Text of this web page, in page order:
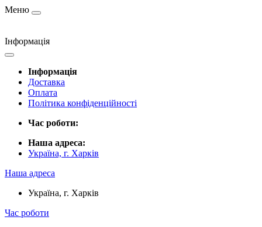
Меню
Інформація
Інформація
Доставка
Оплата
Політика конфіденційності
Час роботи:
Наша адреса:
Україна, г. Харків
Наша адреса
Україна, г. Харків
Час роботи